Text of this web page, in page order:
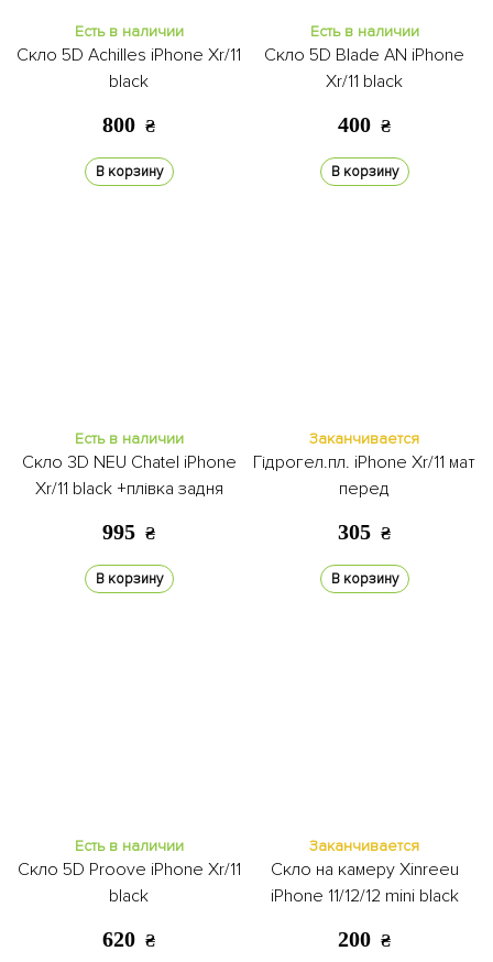
Есть в наличии
Скло 5D Achilles iPhone Xr/11
black
800 ₴
В корзину
Есть в наличии
Скло 5D Blade AN iPhone
Xr/11 black
400 ₴
В корзину
Есть в наличии
Скло 3D NEU Chatel iPhone
Xr/11 black +плівка задня
995 ₴
В корзину
Заканчивается
Гідрогел.пл. iPhone Xr/11 мат
перед
305 ₴
В корзину
Есть в наличии
Скло 5D Proove iPhone Xr/11
black
620 ₴
Заканчивается
Скло на камеру Xinreeu
iPhone 11/12/12 mini black
200 ₴